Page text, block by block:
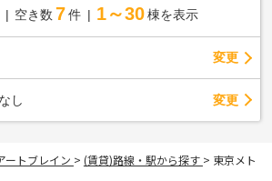
空き数 7 件 1～30 棟を表示
変更
なし 変更
ートブレイン > (賃貸)路線・駅から探す > 東京メト